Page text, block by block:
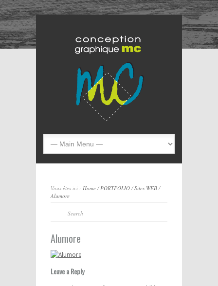
Vous êtes ici : Home/PORTFOLIO/Sites WEB/
Alumore
Alumore
Leave a Reply